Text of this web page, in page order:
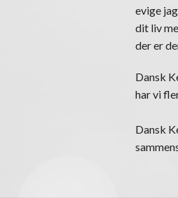
evige
dit liv
der er
Dansk
har vi
Dansk